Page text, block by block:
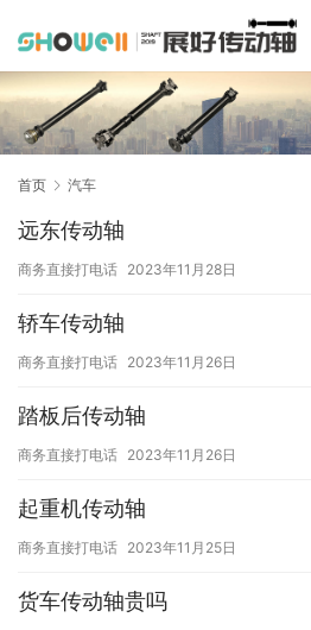
首页 汽车
远东传动轴
商务直接打电话 2023年11月28日
轿车传动轴
商务直接打电话 2023年11月26日
踏板后传动轴
商务直接打电话 2023年11月26日
起重机传动轴
商务直接打电话 2023年11月25日
货车传动轴贵吗